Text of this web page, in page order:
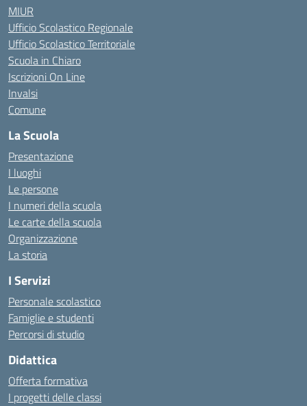
MIUR
Ufficio Scolastico Regionale
Ufficio Scolastico Territoriale
Scuola in Chiaro
Iscrizioni On Line
Invalsi
Comune
La Scuola
Presentazione
I luoghi
Le persone
I numeri della scuola
Le carte della scuola
Organizzazione
La storia
I Servizi
Personale scolastico
Famiglie e studenti
Percorsi di studio
Didattica
Offerta formativa
I progetti delle classi